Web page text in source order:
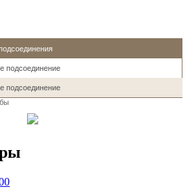
подсоединение
подсоединение